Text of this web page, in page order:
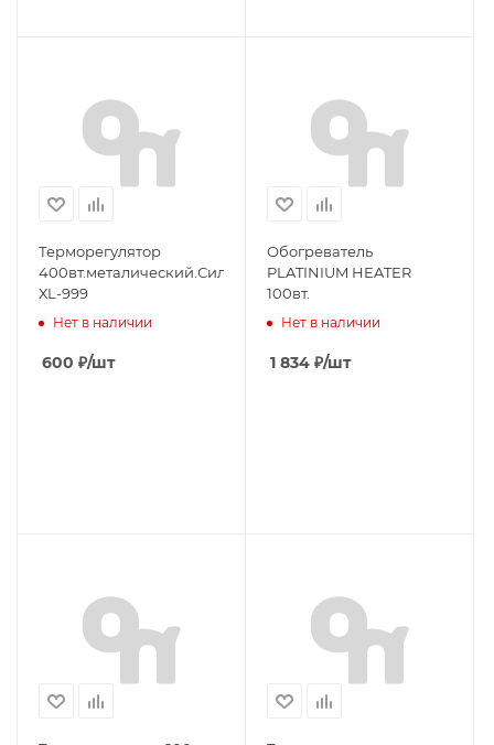
Терморегулятор
400вт.металический.Силонг
ХL-999
Нет в наличии
600 ₽/шт
Обогреватель
PLATINIUM HEATER
100вт.
Нет в наличии
1 834 ₽/шт